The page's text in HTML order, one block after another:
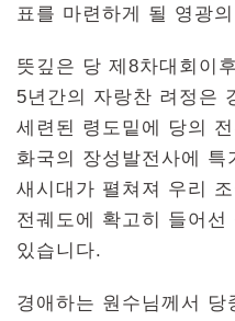
표를 마련하게 될 영광
뜻깊은 당 제8차대회이
5년간의 자랑찬 려정은
세련된 령도밑에 당의
화국의 장성발전사에 특
새시대가 펼쳐져 우리
전궤도에 확고히 들어
있습니다.
경애하는 원수님께서 당